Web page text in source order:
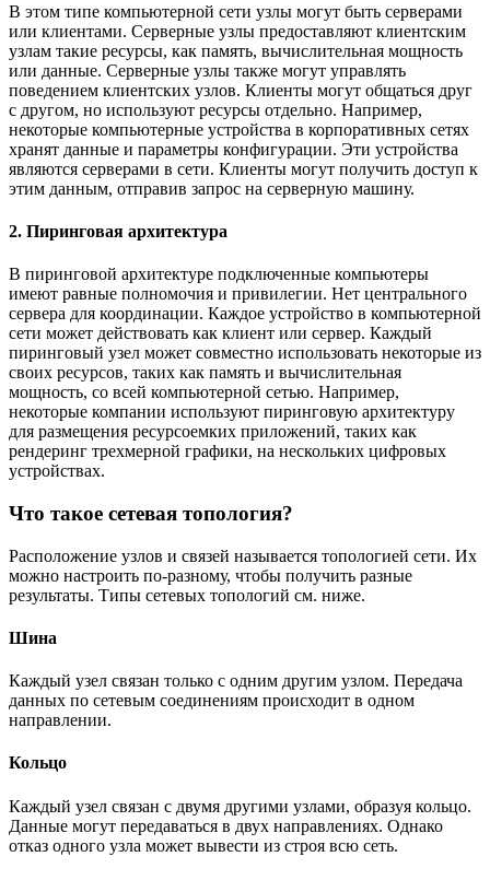
В этом типе компьютерной сети узлы могут быть серверами
или клиентами. Серверные узлы предоставляют клиентским
узлам такие ресурсы, как память, вычислительная мощность
или данные. Серверные узлы также могут управлять
поведением клиентских узлов. Клиенты могут общаться друг
с другом, но используют ресурсы отдельно. Например,
некоторые компьютерные устройства в корпоративных сетях
хранят данные и параметры конфигурации. Эти устройства
являются серверами в сети. Клиенты могут получить доступ к
этим данным, отправив запрос на серверную машину.
2. Пиринговая архитектура
В пиринговой архитектуре подключенные компьютеры
имеют равные полномочия и привилегии. Нет центрального
сервера для координации. Каждое устройство в компьютерной
сети может действовать как клиент или сервер. Каждый
пиринговый узел может совместно использовать некоторые из
своих ресурсов, таких как память и вычислительная
мощность, со всей компьютерной сетью. Например,
некоторые компании используют пиринговую архитектуру
для размещения ресурсоемких приложений, таких как
рендеринг трехмерной графики, на нескольких цифровых
устройствах.
Что такое сетевая топология?
Расположение узлов и связей называется топологией сети. Их
можно настроить по-разному, чтобы получить разные
результаты. Типы сетевых топологий см. ниже.
Шина
Каждый узел связан только с одним другим узлом. Передача
данных по сетевым соединениям происходит в одном
направлении.
Кольцо
Каждый узел связан с двумя другими узлами, образуя кольцо.
Данные могут передаваться в двух направлениях. Однако
отказ одного узла может вывести из строя всю сеть.